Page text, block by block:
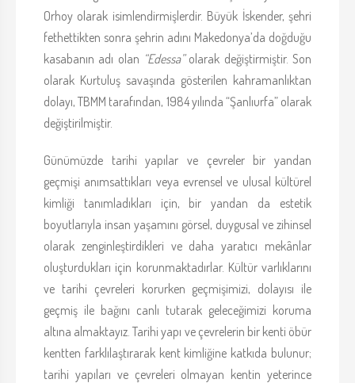
Orhoy olarak isimlendirmişlerdir. Büyük İskender, şehri
fethettikten sonra şehrin adını Makedonya’da doğduğu
kasabanın adı olan “Edessa”olarak değiştirmiştir. Son
olarak Kurtuluş savaşında gösterilen kahramanlıktan
dolayı, TBMM tarafından, 1984 yılında “Şanlıurfa” olarak
değiştirilmiştir.
Günümüzde tarihi yapılar ve çevreler bir yandan
geçmişi anımsattıkları veya evrensel ve ulusal kültürel
kimliği tanımladıkları için, bir yandan da estetik
boyutlarıyla insan yaşamını görsel, duygusal ve zihinsel
olarak zenginleştirdikleri ve daha yaratıcı mekânlar
oluşturdukları için korunmaktadırlar. Kültür varlıklarını
ve tarihi çevreleri korurken geçmişimizi, dolayısı ile
geçmiş ile bağını canlı tutarak geleceğimizi koruma
altına almaktayız. Tarihi yapı ve çevrelerin bir kenti öbür
kentten farklılaştırarak kent kimliğine katkıda bulunur;
tarihi yapıları ve çevreleri olmayan kentin yeterince